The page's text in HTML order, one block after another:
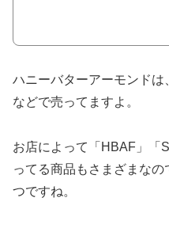
ハニーバターアーモンドは
などで売ってますよ。
お店によって「HBAF」「
ってる商品もさまざまな
つですね。